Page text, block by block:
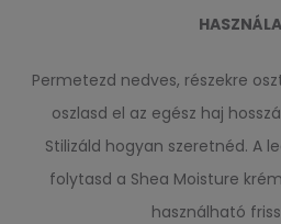
Permetezd nedves, részekre
oszlasd el az egész haj
Stilizáld hogyan szeretnéd. A
folytasd a Shea Moisture
használható